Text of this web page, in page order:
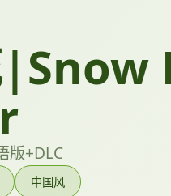
|Snow
版+DLC
中国风